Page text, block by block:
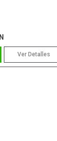
Ver Detalles